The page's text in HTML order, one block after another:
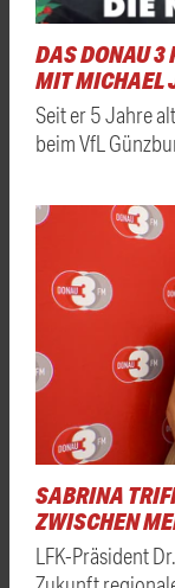
DAS DONAU
MIT MICHAEL
Seit er 5 Jahre
beim VfL
SABRINA
ZWISCHEN
LFK-Präsident